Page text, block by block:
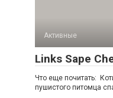
Активные
Links Sape
Что еще почитать:
пушистого питомца